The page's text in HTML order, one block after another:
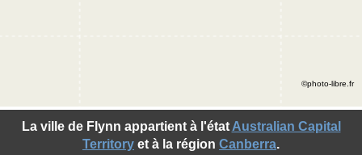
La ville de Flynn appartient à l'état Australian Capital
Territory et à la région Canberra.
©photo-libre.fr